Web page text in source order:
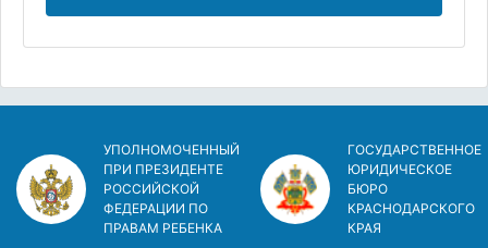
УПОЛНОМОЧЕННЫЙ
ПРИ ПРЕЗИДЕНТЕ
РОССИЙСКОЙ
ФЕДЕРАЦИИ ПО
ПРАВАМ РЕБЕНКА
ГОСУДАРСТВЕННОЕ
ЮРИДИЧЕСКОЕ
БЮРО
КРАСНОДАРСКОГО
КРАЯ